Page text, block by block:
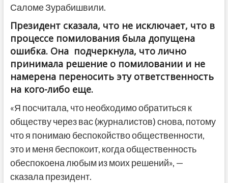
Саломе Зурабишвили.
Президент сказала, что не исключает, что в
процессе помилования была допущена
ошибка. Она подчеркнула, что лично
принимала решение о помиловании и не
намерена переносить эту ответственность
на кого-либо еще.
«Я посчитала, что необходимо обратиться к
обществу через вас (журналистов) снова, потому
что я понимаю беспокойство общественности,
это и меня беспокоит, когда общественность
обеспокоена любым из моих решений», —
сказала президент.